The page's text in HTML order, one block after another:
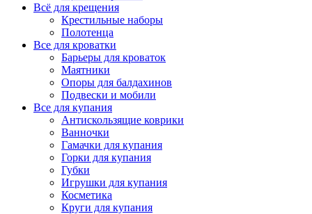
Всё для крещения
Крестильные наборы
Полотенца
Все для кроватки
Барьеры для кроваток
Маятники
Опоры для балдахинов
Подвески и мобили
Все для купания
Антискользящие коврики
Ванночки
Гамачки для купания
Горки для купания
Губки
Игрушки для купания
Косметика
Круги для купания